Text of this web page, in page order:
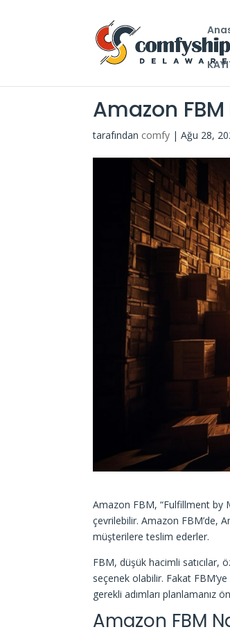
Amazon FBM
tarafından comfy |Ağu 28,
Amazon FBM, “Fulfillment by
çevrilebilir. Amazon FBM’de,
müşterilere teslim ederler.
FBM, düşük hacimli satıcılar,
seçenek olabilir. Fakat
gerekli adımları planlamanız
Amazon FBM